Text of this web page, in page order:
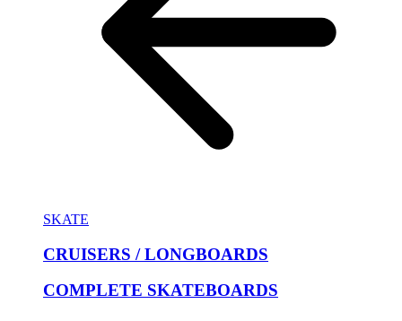
SKATE
CRUISERS / LONGBOARDS
COMPLETE SKATEBOARDS